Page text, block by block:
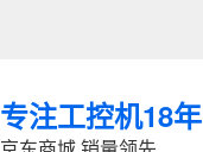
专注工控机18年